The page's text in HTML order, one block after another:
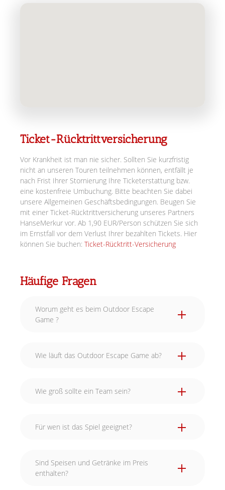
Ticket-Rücktrittversicherung
Vor Krankheit ist man nie sicher. Sollten Sie kurzfristig
nicht an unseren Touren teilnehmen können, entfällt je
nach Frist Ihrer Stornierung Ihre Ticketerstattung bzw.
eine kostenfreie Umbuchung. Bitte beachten Sie dabei
unsere Allgemeinen Geschäftsbedingungen. Beugen Sie
mit einer Ticket-Rücktrittversicherung unseres Partners
HanseMerkur vor. Ab 1,90 EUR/Person schützen Sie sich
im Ernstfall vor dem Verlust Ihrer bezahlten Tickets. Hier
können Sie buchen: Ticket-Rücktritt-Versicherung
Häufige Fragen
Worum geht es beim Outdoor Escape
Game ?
Wie läuft das Outdoor Escape Game ab?
Wie groß sollte ein Team sein?
Für wen ist das Spiel geeignet?
Sind Speisen und Getränke im Preis
enthalten?